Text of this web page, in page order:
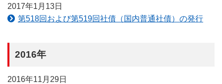
2017年1月13日
第518回および第519回社債（国内普通社債）の発行
2016年
2016年11月29日